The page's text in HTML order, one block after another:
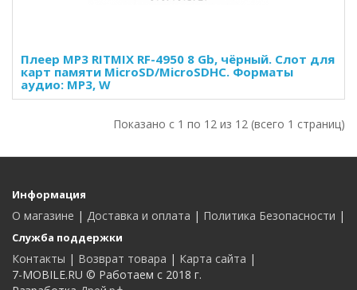
Плеер MP3 RITMIX RF-4950 8 Gb, чёрный. Слот для
карт памяти MicroSD/MicroSDHC. Форматы
аудио: MP3, W
Показано с 1 по 12 из 12 (всего 1 страниц)
Информация
О магазине | Доставка и оплата | Политика Безопасности |
Служба поддержки
Контакты | Возврат товара | Карта сайта |
7-MOBILE.RU © Работаем с 2018 г.